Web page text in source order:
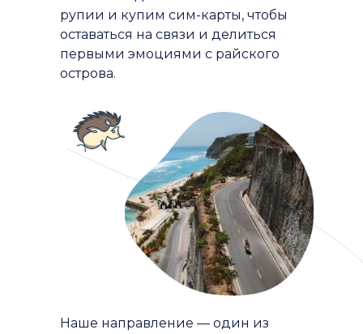
рупии и купим сим-карты, чтобы
оставаться на связи и делиться
первыми эмоциями с райского
острова.
Наше направление — один из